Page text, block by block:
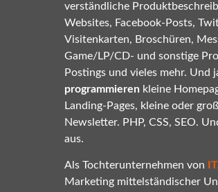
verständliche
Websites, Facebook-Posts,
Visitenkarten, Broschüren,
Game/LP/CD- und sonstige
Postings und vieles mehr. Und
programmieren kleine
Landing-Pages, kleine oder
Newsletter. PHP, CSS, SEO.
aus.
Als Tochterunternehmen von
Marketing mittelständischer